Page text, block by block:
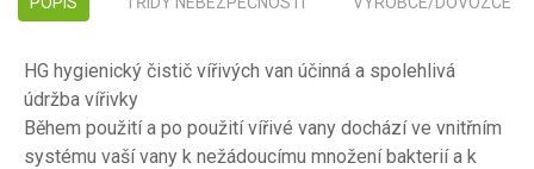
HG hygienický čistič vířivých van účinná a spolehlivá
údržba vířivky
Během použití a po použití vířivé vany dochází ve vnitřním
systému vaší vany k nežádoucímu množení bakterií a k